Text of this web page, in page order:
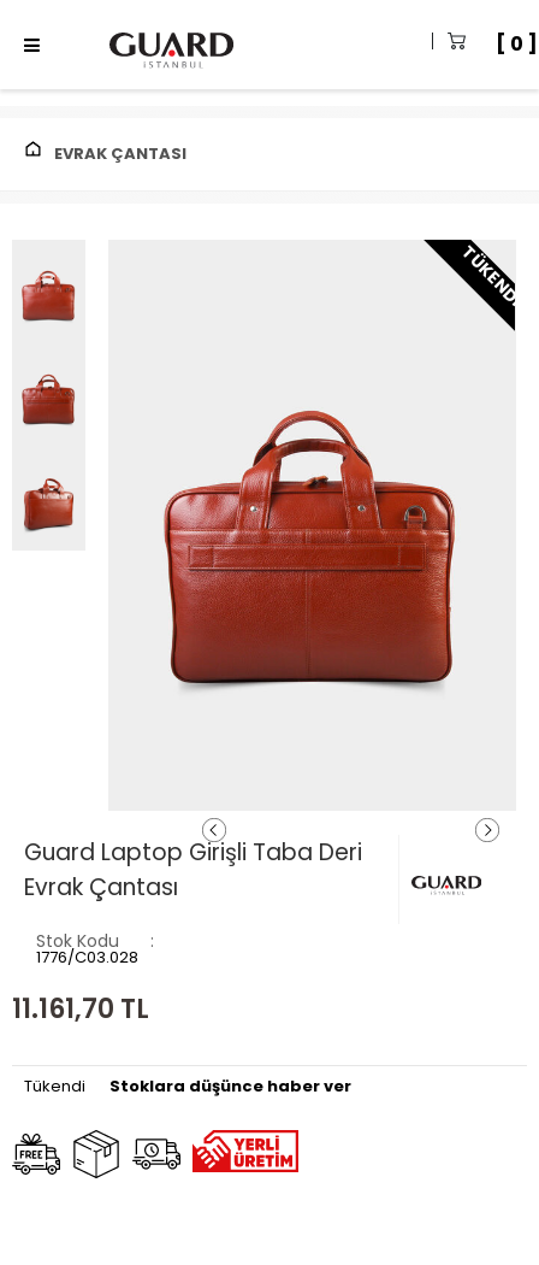
0
EVRAK ÇANTASI
TÜKENDI
Guard Laptop Girişli Taba Deri
Evrak Çantası
Stok Kodu
1776/C03.028
11.161,70 TL
Tükendi Stoklara düşünce haber ver